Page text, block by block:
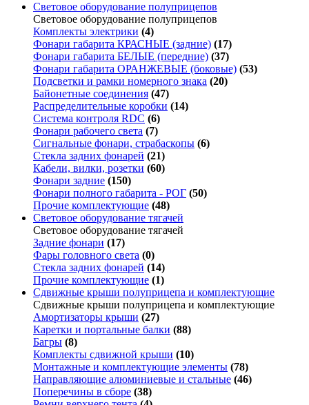
Световое оборудование полуприцепов
Световое оборудование полуприцепов
Комплекты электрики (4)
Фонари габарита КРАСНЫЕ (задние) (17)
Фонари габарита БЕЛЫЕ (передние) (37)
Фонари габарита ОРАНЖЕВЫЕ (боковые) (53)
Подсветки и рамки номерного знака (20)
Байонетные соединения (47)
Распределительные коробки (14)
Система контроля RDC (6)
Фонари рабочего света (7)
Сигнальные фонари, страбаскопы (6)
Стекла задних фонарей (21)
Кабели, вилки, розетки (60)
Фонари задние (150)
Фонари полного габарита - РОГ (50)
Прочие комплектующие (48)
Световое оборудование тягачей
Световое оборудование тягачей
Задние фонари (17)
Фары головного света (0)
Стекла задних фонарей (14)
Прочие комплектующие (1)
Сдвижные крыши полуприцепа и комплектующие
Сдвижные крыши полуприцепа и комплектующие
Амортизаторы крыши (27)
Каретки и портальные балки (88)
Багры (8)
Комплекты сдвижной крыши (10)
Монтажные и комплектующие элементы (78)
Направляющие алюминиевые и стальные (46)
Поперечины в сборе (38)